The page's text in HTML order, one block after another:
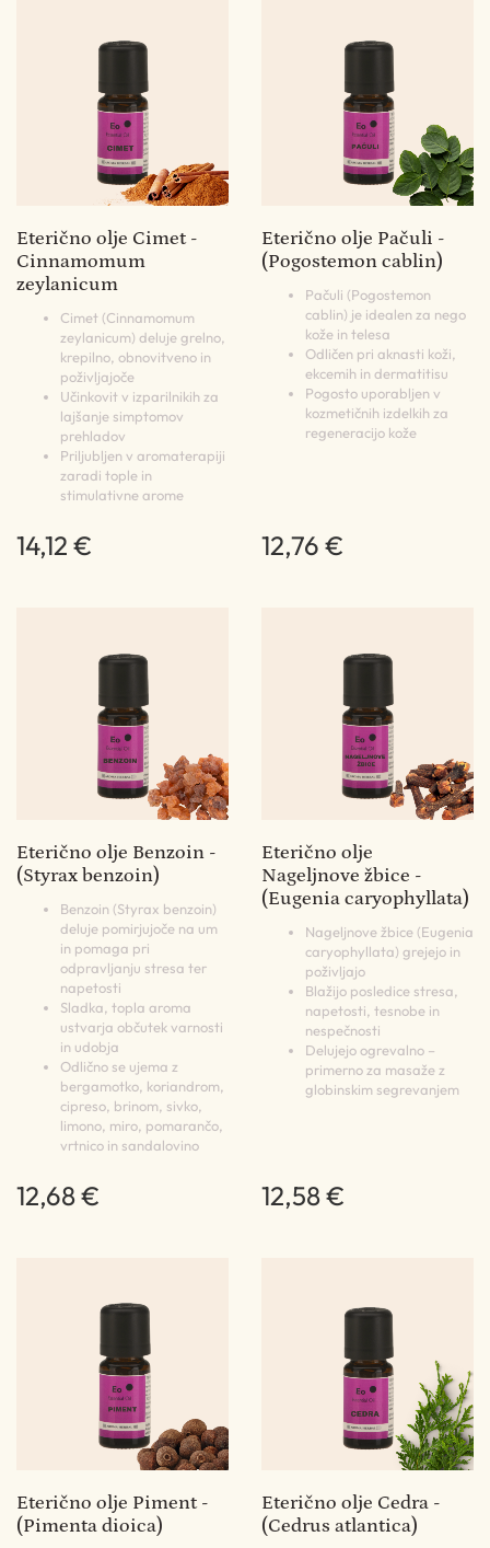
Eterično olje Cimet -
Cinnamomum
zeylanicum
Cimet (Cinnamomum
zeylanicum) deluje grelno,
krepilno, obnovitveno in
poživljajoče
Učinkovit v izparilnikih za
lajšanje simptomov
prehladov
Priljubljen v aromaterapiji
zaradi tople in
stimulativne arome
14,12 €
Eterično olje Pačuli -
(Pogostemon cablin)
Pačuli (Pogostemon
cablin) je idealen za nego
kože in telesa
Odličen pri aknasti koži,
ekcemih in dermatitisu
Pogosto uporabljen v
kozmetičnih izdelkih za
regeneracijo kože
12,76 €
Eterično olje Benzoin -
(Styrax benzoin)
Benzoin (Styrax benzoin)
deluje pomirjujoče na um
in pomaga pri
odpravljanju stresa ter
napetosti
Sladka, topla aroma
ustvarja občutek varnosti
in udobja
Odlično se ujema z
bergamotko, koriandrom,
cipreso, brinom, sivko,
limono, miro, pomarančo,
vrtnico in sandalovino
12,68 €
Eterično olje
Nageljnove žbice -
(Eugenia caryophyllata)
Nageljnove žbice (Eugenia
caryophyllata) grejejo in
poživljajo
Blažijo posledice stresa,
napetosti, tesnobe in
nespečnosti
Delujejo ogrevalno –
primerno za masaže z
globinskim segrevanjem
12,58 €
Eterično olje Piment -
(Pimenta dioica)
Eterično olje Cedra -
(Cedrus atlantica)